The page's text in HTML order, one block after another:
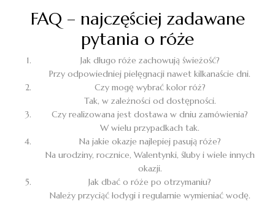
FAQ – najczęściej zadawane
pytania o róże
Jak długo róże zachowują świeżość?
Przy odpowiedniej pielęgnacji nawet kilkanaście dni.
Czy mogę wybrać kolor róż?
Tak, w zależności od dostępności.
Czy realizowana jest dostawa w dniu zamówienia?
W wielu przypadkach tak.
Na jakie okazje najlepiej pasują róże?
Na urodziny, rocznice, Walentynki, śluby i wiele innych
okazji.
Jak dbać o róże po otrzymaniu?
Należy przyciąć łodygi i regularnie wymieniać wodę.